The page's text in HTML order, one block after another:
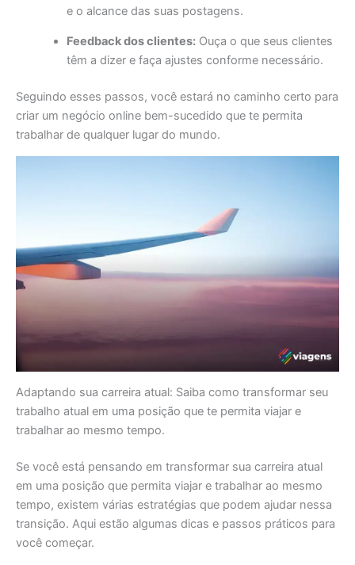
e o alcance das suas postagens.
Feedback dos clientes:Ouça o que seus clientes
têm a dizer e faça ajustes conforme necessário.
Seguindo esses passos, você estará no caminho certo para
criar um negócio online bem-sucedido que te permita
trabalhar de qualquer lugar do mundo.
Adaptando sua carreira atual: Saiba como transformar seu
trabalho atual em uma posição que te permita viajar e
trabalhar ao mesmo tempo.
Se você está pensando em transformar sua carreira atual
em uma posição que permita viajar e trabalhar ao mesmo
tempo, existem várias estratégias que podem ajudar nessa
transição. Aqui estão algumas dicas e passos práticos para
você começar.